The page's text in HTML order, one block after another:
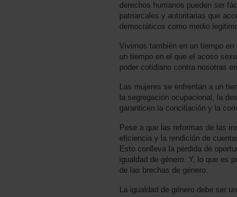
derechos humanos pueden ser
patriarcales y autoritarias que
democráticos como medio
Vivimos también en un tiempo
un tiempo en el que el acoso
poder cotidiano contra nosotras
Las mujeres se enfrentan a un
la segregación ocupacional, la
garanticen la conciliación y la
Pese a que las reformas de las
eficiencia y la rendición de
Esto conlleva la pérdida de
igualdad de género. Y, lo que es
de las brechas de género.
La igualdad de género debe ser